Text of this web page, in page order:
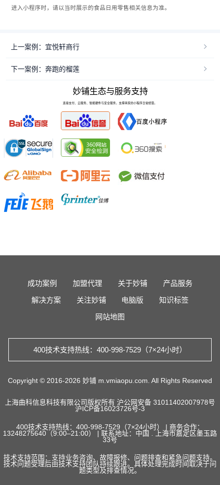
进入小程序时，请以当时展示的食品日用零售相关信息为准。
上一案例：宜悦轩商行
下一案例：奔跑的榴莲
妙铺生态与服务支持
连接支付、云服务、智能硬件与安全服务，支撑商家的小程序日常经营。
成功案例 加盟代理 关于妙铺
产品服务
解决方案
关注妙铺 电脑版
知识标签
网站地图
400技术支持热线：400-998-7529（7×24小时）
Copyright © 2016-2026 妙铺 m.vmiaopu.com. All Rights Reserved
上海曲科信息科技有限公司版权所有 沪公网安备 31011402007978号
沪ICP备16023726号-3
400技术支持热线：400-998-7529（7×24小时） | 商务合作：
13248275640（9:00–21:00） | 联系地址：中国 . 上海市嘉定区墨玉路
33号
技术支持范围：支持业务咨询、故障报修、问题排查和紧急问题支持。
技术问题受理后由技术支持团队持续跟进。具体处理完成时间取决于问
题类型及排查情况。